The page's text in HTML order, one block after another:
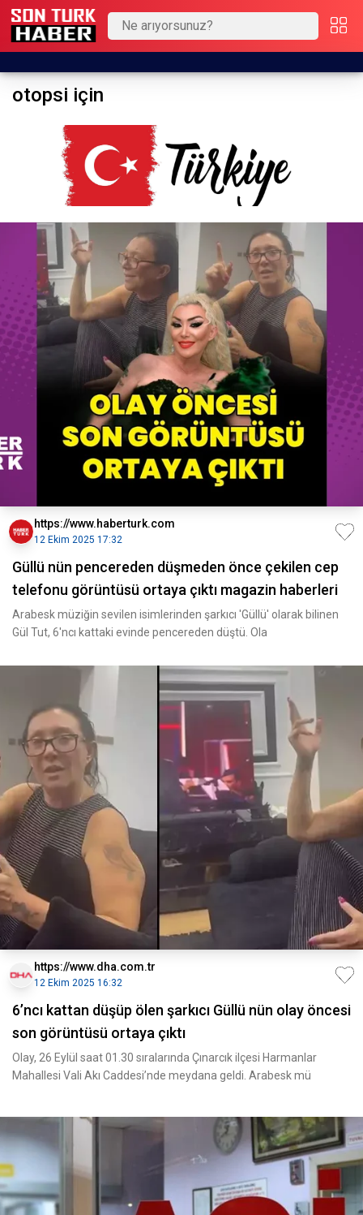
otopsi için
https://www.haberturk.com
12 Ekim 2025 17:32
Güllü nün pencereden düşmeden önce çekilen cep
telefonu görüntüsü ortaya çıktı magazin haberleri
Arabesk müziğin sevilen isimlerinden şarkıcı 'Güllü' olarak bilinen
Gül Tut, 6'ncı kattaki evinde pencereden düştü. Ola
https://www.dha.com.tr
12 Ekim 2025 16:32
6’ncı kattan düşüp ölen şarkıcı Güllü nün olay öncesi
son görüntüsü ortaya çıktı
Olay, 26 Eylül saat 01.30 sıralarında Çınarcık ilçesi Harmanlar
Mahallesi Vali Akı Caddesi’nde meydana geldi. Arabesk mü